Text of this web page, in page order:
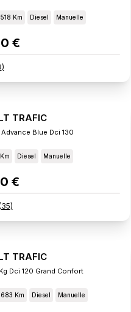
Km Diesel Manuelle
€
)
TRAFIC
Advance Blue Dci 130
Diesel Manuelle
€
35)
TRAFIC
Dci 120 Grand Confort
Km Diesel Manuelle